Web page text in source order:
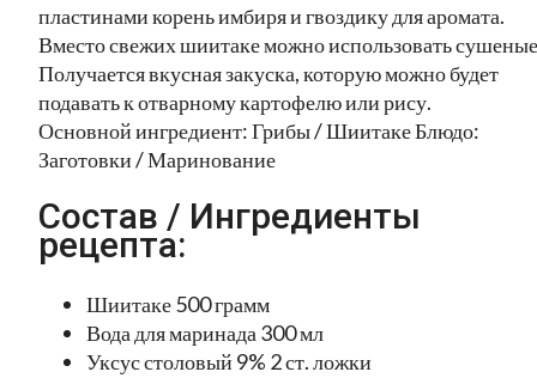
пластинами корень имбиря и гвоздику для аромата.
Вместо свежих шиитаке можно использовать
Получается вкусная закуска, которую можно будет
подавать к отварному картофелю или рису.
Основной ингредиент: Грибы / Шиитаке Блюдо:
Заготовки / Маринование
Состав / Ингредиенты
рецепта:
Шиитаке 500 грамм
Вода для маринада 300 мл
Уксус столовый 9% 2 ст. ложки